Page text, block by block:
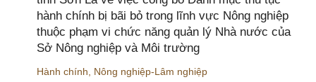
hành chính bị bãi bỏ trong lĩnh vực Nông nghiệp
thuộc phạm vi chức năng quản lý Nhà nước của
Sở Nông nghiệp và Môi trường
Hành chính, Nông nghiệp-Lâm nghiệp